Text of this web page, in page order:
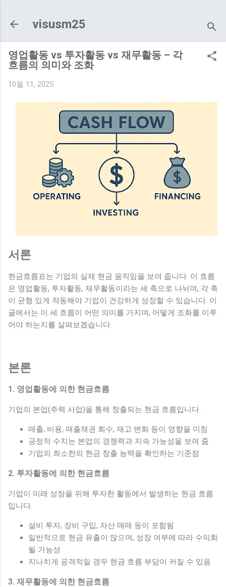
visusm25
영업활동 vs 투자활동 vs 재무활동 – 각
흐름의 의미와 조화
10월 11, 2025
서론
현금흐름표는 기업의 실제 현금 움직임을 보여 줍니다. 이 흐름
은 영업활동, 투자활동, 재무활동이라는 세 축으로 나뉘며, 각 축
이 균형 있게 작동해야 기업이 건강하게 성장할 수 있습니다. 이
글에서는 이 세 흐름이 어떤 의미를 가지며, 어떻게 조화를 이루
어야 하는지를 살펴보겠습니다.
본론
1. 영업활동에 의한 현금흐름
기업의 본업(주력 사업)을 통해 창출되는 현금 흐름입니다.
매출, 비용, 매출채권 회수, 재고 변화 등이 영향을 미침
긍정적 수치는 본업의 경쟁력과 지속 가능성을 보여 줌
기업의 최소한의 현금 창출 능력을 확인하는 기준점
2. 투자활동에 의한 현금흐름
기업이 미래 성장을 위해 투자한 활동에서 발생하는 현금 흐름
입니다.
설비 투자, 장비 구입, 자산 매매 등이 포함됨
일반적으로 현금 유출이 많으며, 성장 여부에 따라 수익화
될 가능성
지나치게 공격적일 경우 현금 흐름 부담이 커질 수 있음
3. 재무활동에 의한 현금흐름